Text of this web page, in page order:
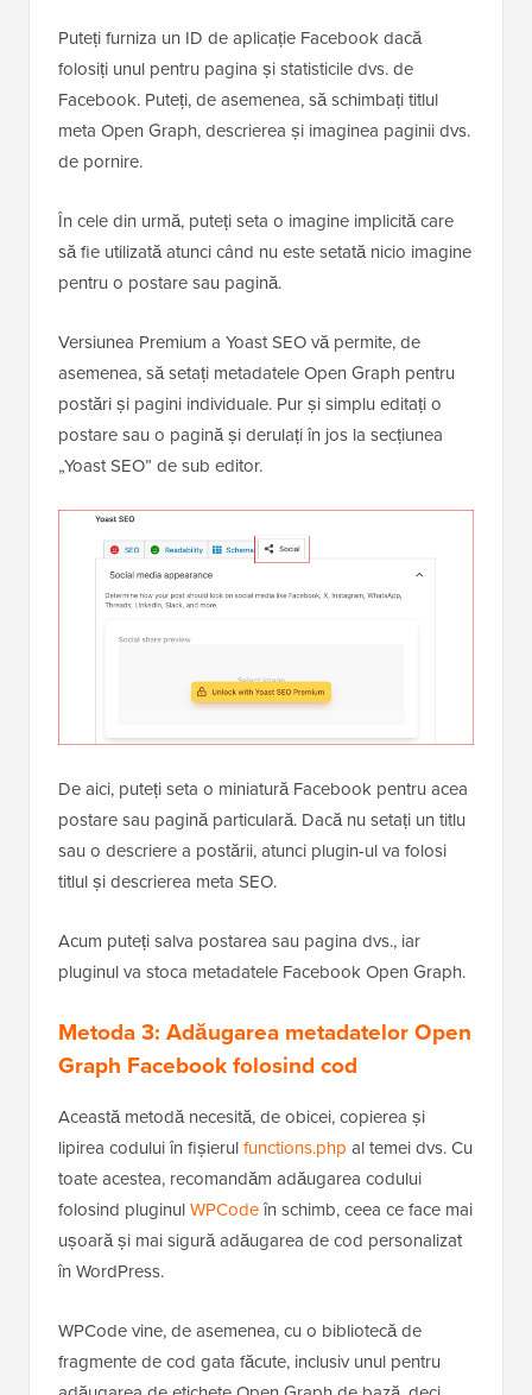
Puteți furniza un ID de aplicație Facebook dacă
folosiți unul pentru pagina și statisticile dvs. de
Facebook. Puteți, de asemenea, să schimbați titlul
meta Open Graph, descrierea și imaginea paginii dvs.
de pornire.
În cele din urmă, puteți seta o imagine implicită care
să fie utilizată atunci când nu este setată nicio imagine
pentru o postare sau pagină.
Versiunea Premium a Yoast SEO vă permite, de
asemenea, să setați metadatele Open Graph pentru
postări și pagini individuale. Pur și simplu editați o
postare sau o pagină și derulați în jos la secțiunea
„Yoast SEO” de sub editor.
De aici, puteți seta o miniatură Facebook pentru acea
postare sau pagină particulară. Dacă nu setați un titlu
sau o descriere a postării, atunci plugin-ul va folosi
titlul și descrierea meta SEO.
Acum puteți salva postarea sau pagina dvs., iar
pluginul va stoca metadatele Facebook Open Graph.
Metoda 3: Adăugarea metadatelor Open
Graph Facebook folosind cod
Această metodă necesită, de obicei, copierea și
lipirea codului în fișierulfunctions.php al temei dvs. Cu
toate acestea, recomandăm adăugarea codului
folosind pluginulWPCodeîn schimb, ceea ce face mai
ușoară și mai sigură adăugarea de cod personalizat
în WordPress.
WPCode vine, de asemenea, cu o bibliotecă de
fragmente de cod gata făcute, inclusiv unul pentru